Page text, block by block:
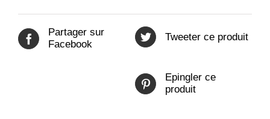
Partager sur
Facebook
Tweeter ce produit
Epingler ce
produit